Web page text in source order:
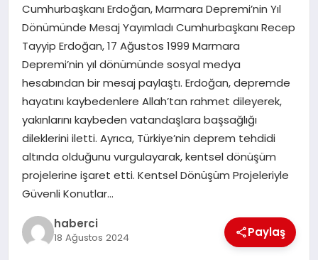
SAĞLIK
SIYASET
SPOR
TEKNOLOJI
YAŞAM
Cumhurbaşkanı Erdoğan, Marmara Depremi’nin Yıl
Dönümünde Mesaj Yayımladı Cumhurbaşkanı Recep
Tayyip Erdoğan, 17 Ağustos 1999 Marmara
Depremi’nin yıl dönümünde sosyal medya
hesabından bir mesaj paylaştı. Erdoğan, depremde
hayatını kaybedenlere Allah’tan rahmet dileyerek,
yakınlarını kaybeden vatandaşlara başsağlığı
dileklerini iletti. Ayrıca, Türkiye’nin deprem tehdidi
altında olduğunu vurgulayarak, kentsel dönüşüm
projelerine işaret etti. Kentsel Dönüşüm Projeleriyle
Güvenli Konutlar…
haberci
18 Ağustos 2024 Paylaş